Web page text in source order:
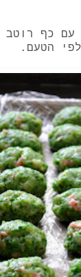
עם כף
הטעם.